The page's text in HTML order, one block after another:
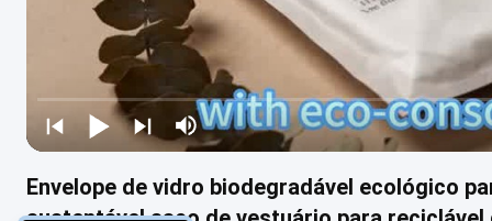
Envelope de vidro biodegradável ecológico